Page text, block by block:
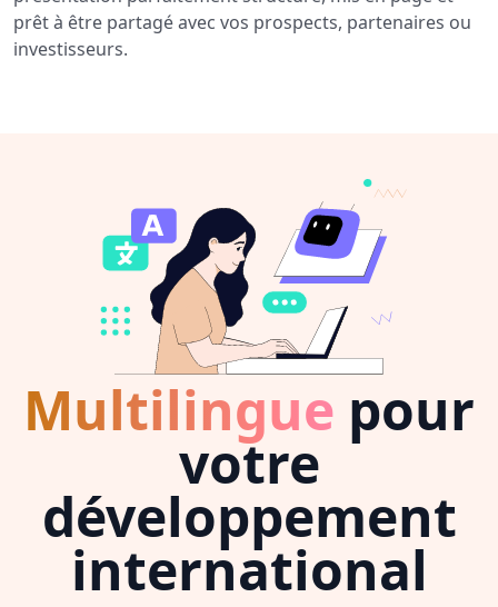
prêt à être partagé avec vos prospects, partenaires ou
investisseurs.
Multilingue pour
votre
développement
international